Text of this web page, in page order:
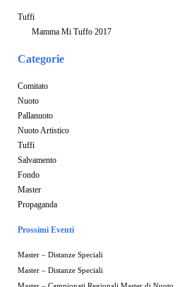
Tuffi
Mamma Mi Tuffo 2017
Categorie
Comitato
Nuoto
Pallanuoto
Nuoto Artistico
Tuffi
Salvamento
Fondo
Master
Propaganda
Prossimi Eventi
Master – Distanze Speciali
Master – Distanze Speciali